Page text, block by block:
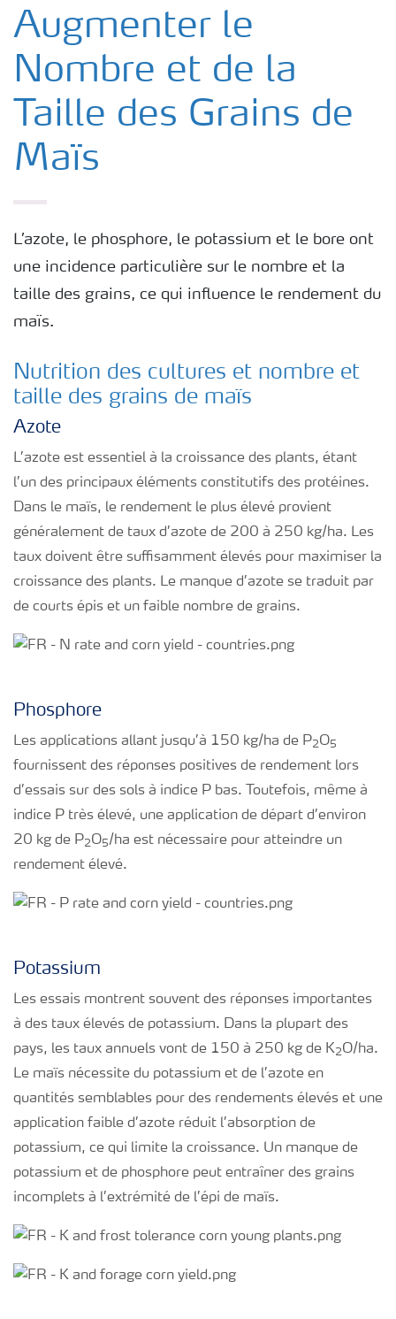
Cultures
Augmenter le
Nombre et de la
Taille des Grains de
Maïs
L’azote, le phosphore, le potassium et le bore ont
une incidence particulière sur le nombre et la
taille des grains, ce qui influence le rendement du
maïs.
Nutrition des cultures et nombre et
taille des grains de maïs
Azote
L’azote est essentiel à la croissance des plants, étant
l’un des principaux éléments constitutifs des protéines.
Dans le maïs, le rendement le plus élevé provient
généralement de taux d’azote de 200 à 250 kg/ha. Les
taux doivent être suffisamment élevés pour maximiser la
croissance des plants. Le manque d’azote se traduit par
de courts épis et un faible nombre de grains.
Phosphore
Les applications allant jusqu’à 150 kg/ha de P2O5
fournissent des réponses positives de rendement lors
d’essais sur des sols à indice P bas. Toutefois, même à
indice P très élevé, une application de départ d’environ
20 kg de P2O5/ha est nécessaire pour atteindre un
rendement élevé.
Potassium
Les essais montrent souvent des réponses importantes
à des taux élevés de potassium. Dans la plupart des
pays, les taux annuels vont de 150 à 250 kg de K2O/ha.
Le maïs nécessite du potassium et de l’azote en
quantités semblables pour des rendements élevés et une
application faible d’azote réduit l’absorption de
potassium, ce qui limite la croissance. Un manque de
potassium et de phosphore peut entraîner des grains
incomplets à l’extrémité de l’épi de maïs.